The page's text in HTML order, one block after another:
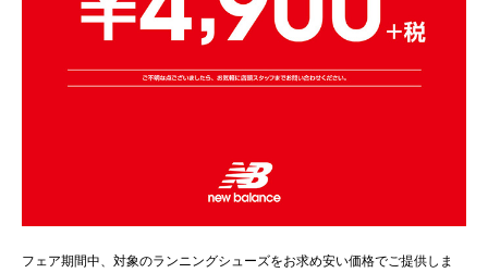
フェア期間中、対象のランニングシューズをお求め安い価格でご提供しま